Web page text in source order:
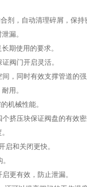
剂，自动清理碎屑，保持
漏。
期使用的要求。
阀门开启灵活。
，同时有效支撑管道的强
用。
机械性能。
挤压块保证阀盘的有效密
和关闭更快。
更有效，防止泄漏。